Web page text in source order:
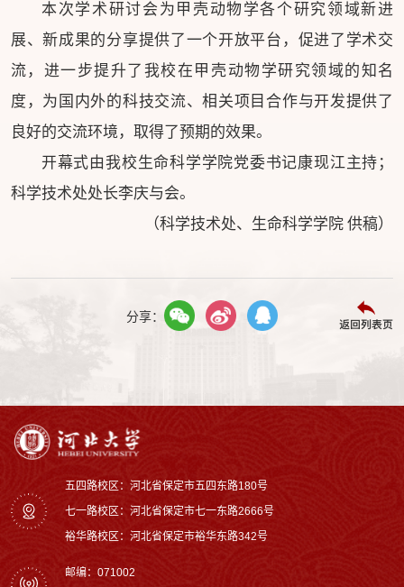
本次学术研讨会为甲壳动物学各个研究领域新进
展、新成果的分享提供了一个开放平台，促进了学术交
流，进一步提升了我校在甲壳动物学研究领域的知名
度，为国内外的科技交流、相关项目合作与开发提供了
良好的交流环境，取得了预期的效果。
开幕式由我校生命科学学院党委书记康现江主持；
科学技术处处长李庆与会。
（科学技术处、生命科学学院 供稿）
分享： 返回列表页
五四路校区：河北省保定市五四东路180号
七一路校区：‌河北省保定市七一东路2666号
裕华路校区‌：河北省保定市裕华东路342号
邮编：071002